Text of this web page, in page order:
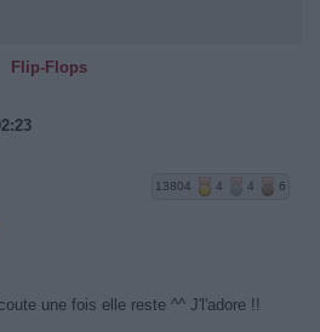
Flip-Flops
13804 4 4 6
une fois elle reste ^^ J'l'adore !!